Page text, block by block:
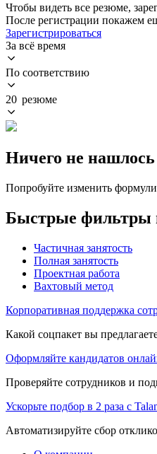
Чтобы видеть все резюме,
После регистрации покажем
Зарегистрироваться
За всё время
По соответствию
20 резюме
Ничего не нашлось
Попробуйте изменить
Быстрые фильтры
Частичная занятость
Полная занятость
Проектная работа
Вахтовый метод
Корпоративная поддержка
Какой соцпакет вы
Оформляйте кандидатов
Проверяйте сотрудников и
Ускорьте подбор в 2 раза с
Автоматизируйте сбор